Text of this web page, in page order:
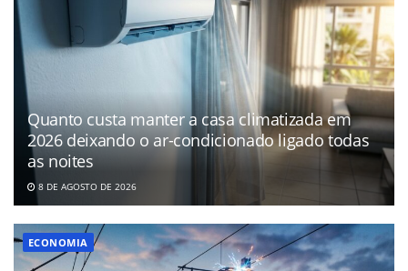
Quanto custa manter a casa climatizada em
2026 deixando o ar-condicionado ligado todas
as noites
8 DE AGOSTO DE 2026
ECONOMIA